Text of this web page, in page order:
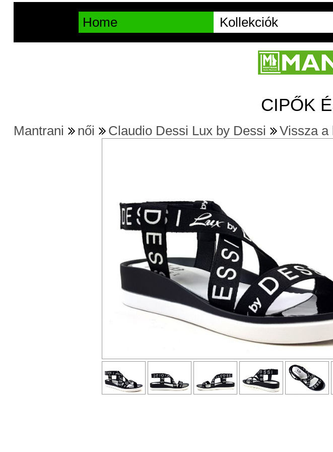
Home Kollekciók
CIPŐK
Mantrani női Claudio Dessi Lux by Dessi Vissza a